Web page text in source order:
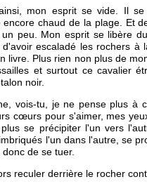
mon esprit se vide. Il
chaud de la plage. Et
peu. Mon esprit se libère
escaladé les rochers à
livre. Plus rien non plus de
et surtout ce cavalier
noir.
vois-tu, je ne pense plus à
cœurs pour s'aimer, mes
se précipiter l'un vers
l'un dans l'autre, se
de se tuer.
reculer derrière le rocher